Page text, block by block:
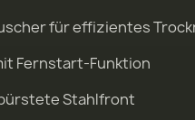
für effizientes
Fernstart-Funktion
Stahlfront